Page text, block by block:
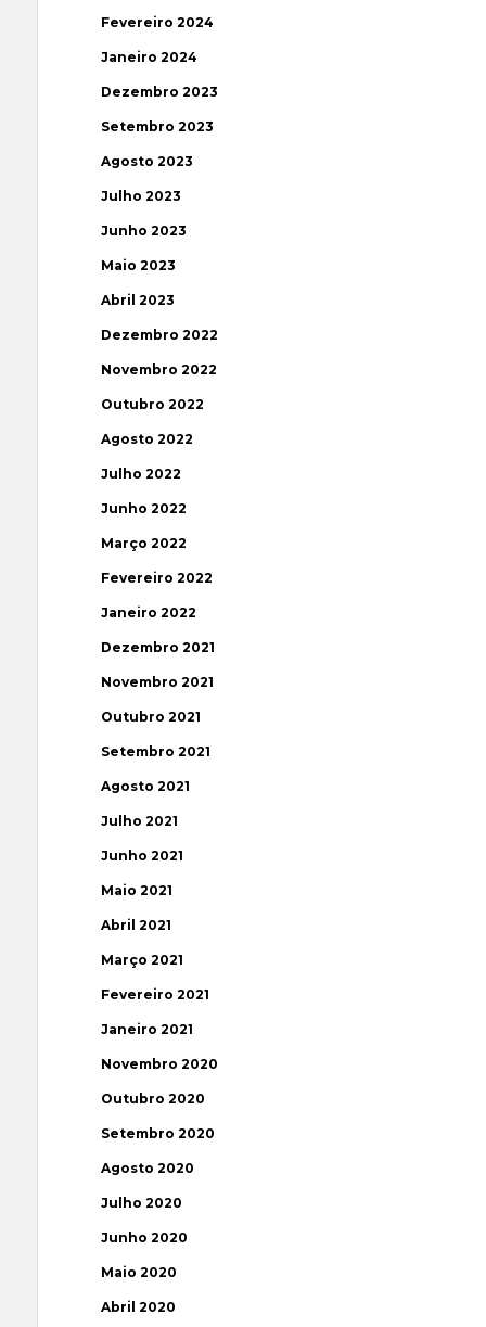
Fevereiro 2024
Janeiro 2024
Dezembro 2023
Setembro 2023
Agosto 2023
Julho 2023
Junho 2023
Maio 2023
Abril 2023
Dezembro 2022
Novembro 2022
Outubro 2022
Agosto 2022
Julho 2022
Junho 2022
Março 2022
Fevereiro 2022
Janeiro 2022
Dezembro 2021
Novembro 2021
Outubro 2021
Setembro 2021
Agosto 2021
Julho 2021
Junho 2021
Maio 2021
Abril 2021
Março 2021
Fevereiro 2021
Janeiro 2021
Novembro 2020
Outubro 2020
Setembro 2020
Agosto 2020
Julho 2020
Junho 2020
Maio 2020
Abril 2020